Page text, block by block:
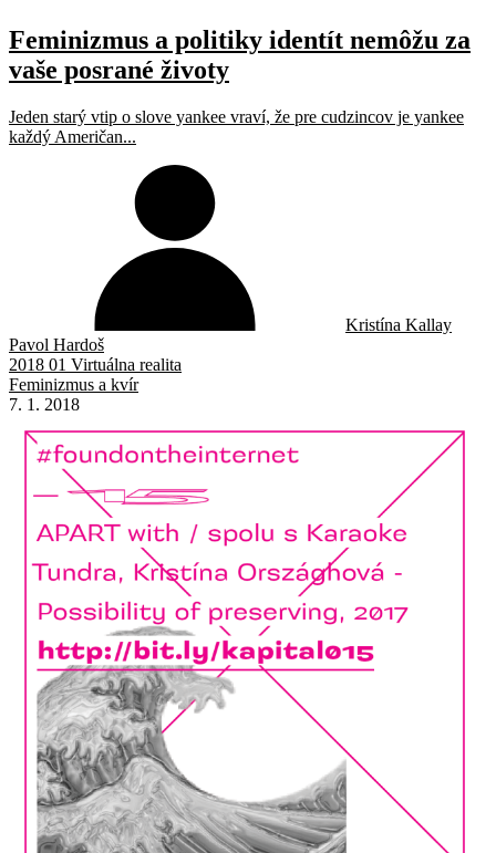
Feminizmus a politiky identít nemôžu za
vaše posrané životy
Jeden starý vtip o slove yankee vraví, že pre cudzincov je yankee
každý Američan...
Kristína Kallay
Pavol Hardoš
2018 01 Virtuálna realita
Feminizmus a kvír
7. 1. 2018